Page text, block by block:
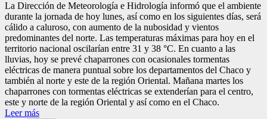
La Dirección de Meteorología e Hidrología informó que el ambiente
durante la jornada de hoy lunes, así como en los siguientes días, será
cálido a caluroso, con aumento de la nubosidad y vientos
predominantes del norte. Las temperaturas máximas para hoy en el
territorio nacional oscilarían entre 31 y 38 °C. En cuanto a las
lluvias, hoy se prevé chaparrones con ocasionales tormentas
eléctricas de manera puntual sobre los departamentos del Chaco y
también al norte y este de la región Oriental. Mañana martes los
chaparrones con tormentas eléctricas se extenderían para el centro,
este y norte de la región Oriental y así como en el Chaco.
Leer más